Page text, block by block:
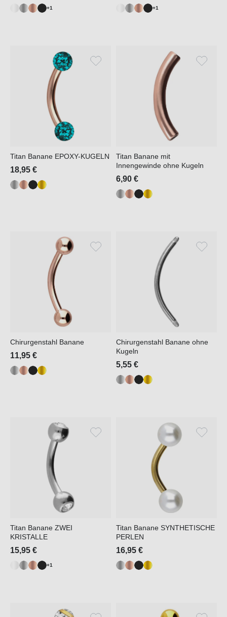
+1 +1
Titan Banane EPOXY-KUGELN
18,95 €
Titan Banane mit
Innengewinde ohne Kugeln
6,90 €
Chirurgenstahl Banane
11,95 €
Chirurgenstahl Banane ohne
Kugeln
5,55 €
Titan Banane ZWEI
KRISTALLE
15,95 €
+1
Titan Banane SYNTHETISCHE
PERLEN
16,95 €